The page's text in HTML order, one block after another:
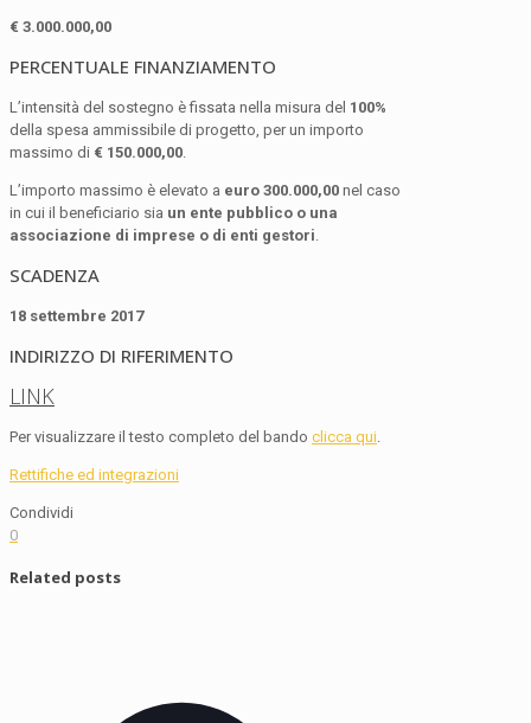
€ 3.000.000,00
PERCENTUALE FINANZIAMENTO
L’intensità del sostegno è fissata nella misura del 100%
della spesa ammissibile di progetto, per un importo
massimo di € 150.000,00.
L’importo massimo è elevato a euro 300.000,00 nel caso
in cui il beneficiario sia un ente pubblico o una
associazione di imprese o di enti gestori.
SCADENZA
18 settembre 2017
INDIRIZZO DI RIFERIMENTO
LINK
Per visualizzare il testo completo del bando clicca qui.
Rettifiche ed integrazioni
Condividi
0
Related posts